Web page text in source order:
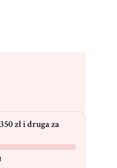
zł i druga za